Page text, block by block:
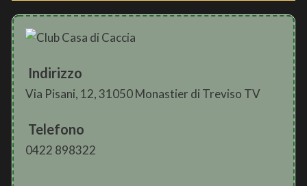
Indirizzo
Via Pisani, 12, 31050 Monastier di Treviso TV
Telefono
0422 898322